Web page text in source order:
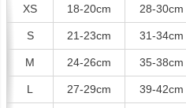
XS 18-20cm 28-30cm
S 21-23cm 31-34cm
M 24-26cm 35-38cm
L 27-29cm 39-42cm